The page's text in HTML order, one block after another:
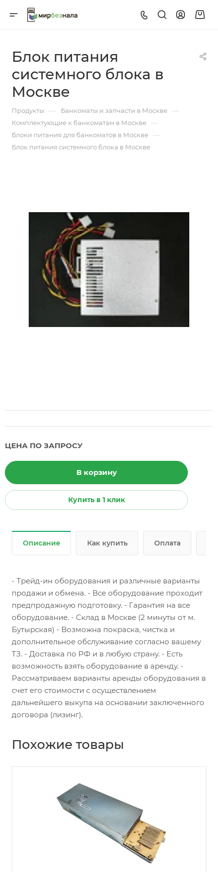
Блок питания
системного блока в
Москве
Продукты — Банкоматы и запчасти в Москве —
Комплектующие к банкоматам в Москве —
Блоки питания для банкоматов в Москве —
Блок питания системного блока в Москве
ЦЕНА ПО ЗАПРОСУ
В корзину
Купить в 1 клик
Описание Как купить Оплата
- Трейд-ин оборудования и различные варианты
продажи и обмена. - Все оборудование проходит
предпродажную подготовку. - Гарантия на все
оборудование. - Склад в Москве (2 минуты от м.
Бутырская) - Возможна покраска, чистка и
дополнительное обслуживание согласно вашему
ТЗ. - Доставка по РФ и в любую страну. - Есть
возможность взять оборудование в аренду. -
Рассматриваем варианты аренды оборудования в
счет его стоимости с осуществлением
дальнейшего выкупа на основании заключенного
договора (лизинг).
Похожие товары